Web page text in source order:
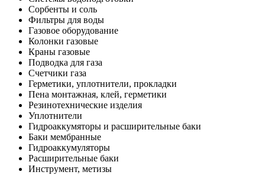
Сорбенты и соль
Фильтры для воды
Газовое оборудование
Колонки газовые
Краны газовые
Подводка для газа
Счетчики газа
Герметики, уплотнители, прокладки
Пена монтажная, клей, герметики
Резинотехнические изделия
Уплотнители
Гидроаккумяторы и расширительные баки
Баки мембранные
Гидроаккумуляторы
Расширительные баки
Инструмент, метизы